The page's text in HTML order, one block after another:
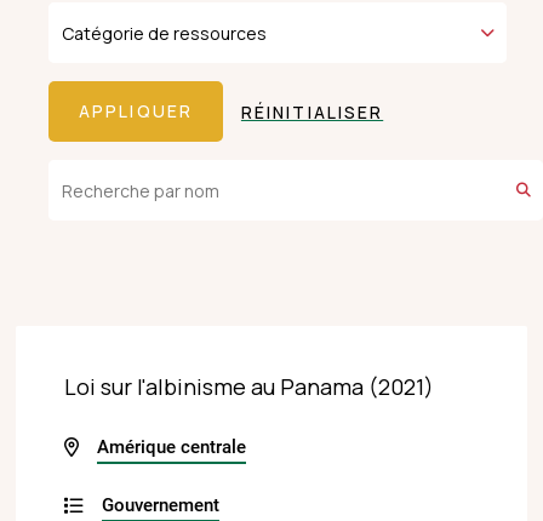
RÉINITIALISER
Loi sur l'albinisme au Panama (2021)
Amérique centrale
Gouvernement